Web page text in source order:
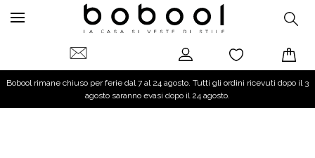
Bobool rimane chiuso per ferie dal 7 al 24 agosto. Tutti gli ordini ricevuti dopo il 3
agosto saranno evasi dopo il 24 agosto.